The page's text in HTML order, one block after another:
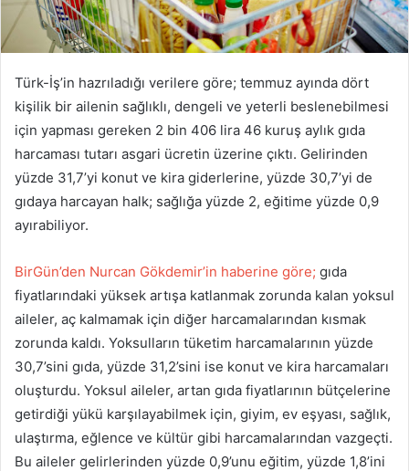
Türk-İş’in hazrıladığı verilere göre; temmuz ayında dört
kişilik bir ailenin sağlıklı, dengeli ve yeterli beslenebilmesi
için yapması gereken 2 bin 406 lira 46 kuruş aylık gıda
harcaması tutarı asgari ücretin üzerine çıktı. Gelirinden
yüzde 31,7’yi konut ve kira giderlerine, yüzde 30,7’yi de
gıdaya harcayan halk; sağlığa yüzde 2, eğitime yüzde 0,9
ayırabiliyor.
BirGün’den Nurcan Gökdemir’in haberine göre; gıda
fiyatlarındaki yüksek artışa katlanmak zorunda kalan yoksul
aileler, aç kalmamak için diğer harcamalarından kısmak
zorunda kaldı. Yoksulların tüketim harcamalarının yüzde
30,7’sini gıda, yüzde 31,2’sini ise konut ve kira harcamaları
oluşturdu. Yoksul aileler, artan gıda fiyatlarının bütçelerine
getirdiği yükü karşılayabilmek için, giyim, ev eşyası, sağlık,
ulaştırma, eğlence ve kültür gibi harcamalarından vazgeçti.
Bu aileler gelirlerinden yüzde 0,9’unu eğitim, yüzde 1,8’ini